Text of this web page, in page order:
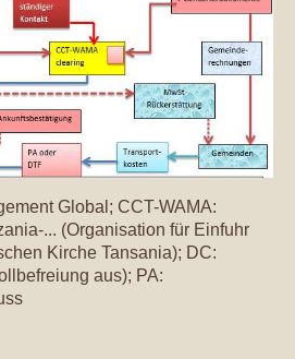
Global; CCT-WAMA:
... (Organisation für Einfuhr
Kirche Tansania); DC:
aus); PA: